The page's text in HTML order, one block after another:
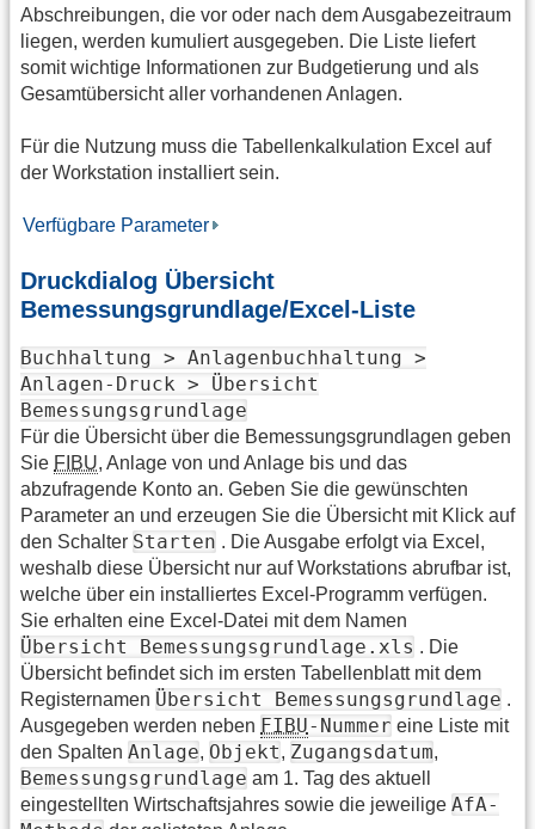
Abschreibungen, die vor oder nach dem Ausgabezeitraum
liegen, werden kumuliert ausgegeben. Die Liste liefert
somit wichtige Informationen zur Budgetierung und als
Gesamtübersicht aller vorhandenen Anlagen.
Für die Nutzung muss die Tabellenkalkulation Excel auf
der Workstation installiert sein.
Verfügbare Parameter
Druckdialog Übersicht
Bemessungsgrundlage/Excel-Liste
Buchhaltung > Anlagenbuchhaltung >
Anlagen-Druck > Übersicht
Bemessungsgrundlage
Für die Übersicht über die Bemessungsgrundlagen geben
Sie FIBU, Anlage von und Anlage bis und das
abzufragende Konto an. Geben Sie die gewünschten
Parameter an und erzeugen Sie die Übersicht mit Klick auf
den Schalter Starten . Die Ausgabe erfolgt via Excel,
weshalb diese Übersicht nur auf Workstations abrufbar ist,
welche über ein installiertes Excel-Programm verfügen.
Sie erhalten eine Excel-Datei mit dem Namen
Übersicht Bemessungsgrundlage.xls . Die
Übersicht befindet sich im ersten Tabellenblatt mit dem
Registernamen Übersicht Bemessungsgrundlage .
Ausgegeben werden neben FIBU-Nummer eine Liste mit
den Spalten Anlage, Objekt, Zugangsdatum,
Bemessungsgrundlage am 1. Tag des aktuell
eingestellten Wirtschaftsjahres sowie die jeweilige AfA-